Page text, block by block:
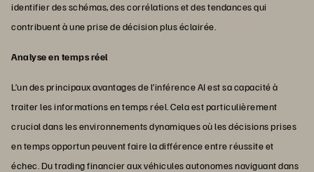
identifier des schémas, des corrélations et des tendances qui
contribuent à une prise de décision plus éclairée.
Analyse en temps réel
L’un des principaux avantages de l’inférence AI est sa capacité à
traiter les informations en temps réel. Cela est particulièrement
crucial dans les environnements dynamiques où les décisions prises
en temps opportun peuvent faire la différence entre réussite et
échec. Du trading financier aux véhicules autonomes naviguant dans